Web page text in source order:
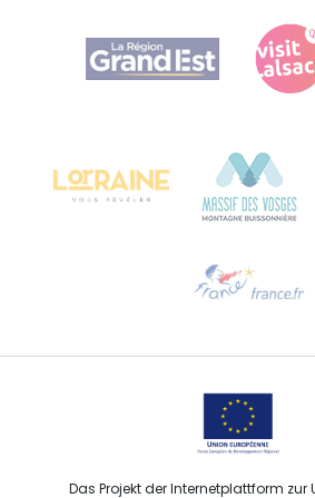
Agence Régionale du Tourisme
Bureau de Colmar
Sprechen Sie uns per
Das Projekt der Internetplattform zur